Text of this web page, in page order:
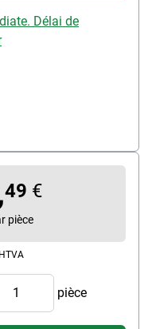
Délai de
49 €
pièce
HTVA
pièce